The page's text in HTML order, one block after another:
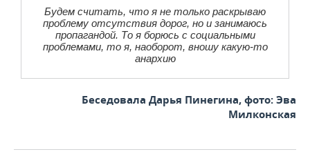
Будем считать, что я не только раскрываю
проблему отсутствия дорог, но и занимаюсь
пропагандой. То я борюсь с социальными
проблемами, то я, наоборот, вношу какую-то
анархию
Беседовала Дарья Пинегина, фото: Эва
Милконская